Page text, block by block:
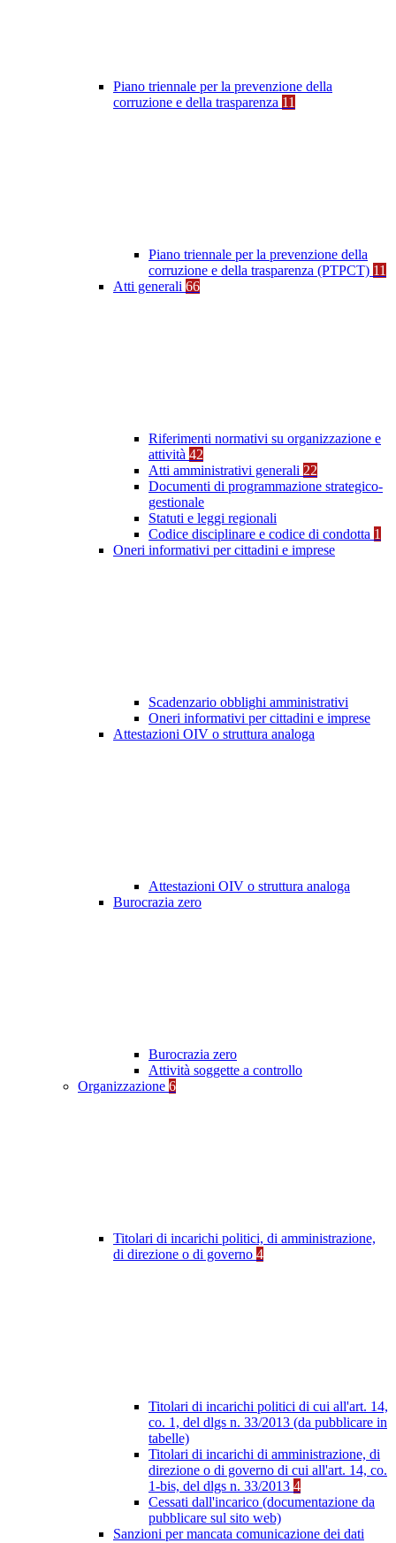
Piano triennale per la prevenzione della
corruzione e della trasparenza 11
Piano triennale per la prevenzione della
corruzione e della trasparenza (PTPCT) 11
Atti generali 66
Riferimenti normativi su organizzazione e
attività 42
Atti amministrativi generali 22
Documenti di programmazione strategico-
gestionale
Statuti e leggi regionali
Codice disciplinare e codice di condotta 1
Oneri informativi per cittadini e imprese
Scadenzario obblighi amministrativi
Oneri informativi per cittadini e imprese
Attestazioni OIV o struttura analoga
Attestazioni OIV o struttura analoga
Burocrazia zero
Burocrazia zero
Attività soggette a controllo
Organizzazione 6
Titolari di incarichi politici, di amministrazione,
di direzione o di governo 4
Titolari di incarichi politici di cui all'art. 14,
co. 1, del dlgs n. 33/2013 (da pubblicare in
tabelle)
Titolari di incarichi di amministrazione, di
direzione o di governo di cui all'art. 14, co.
1-bis, del dlgs n. 33/2013 4
Cessati dall'incarico (documentazione da
pubblicare sul sito web)
Sanzioni per mancata comunicazione dei dati